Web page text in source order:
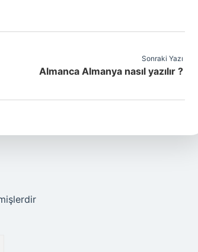
Sonraki Yazı
Almanca Almanya nasıl yazılır ?